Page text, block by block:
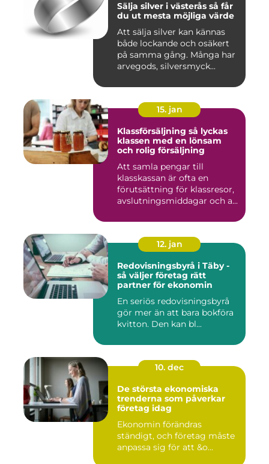
Sälja silver i västerås så får
du ut mesta möjliga värde
Att sälja silver kan kännas
både lockande och osäkert
på samma gång. Många har
arvegods, silversmyck...
15. jan
Klassförsäljning så lyckas
klassen med en lönsam
och rolig försäljning
Att samla pengar till
klasskassan är ofta en
förutsättning för klassresor,
avslutningsmiddagar och a...
12. jan
Redovisningsbyrå i Täby -
så väljer företag rätt
partner för ekonomin
En seriös redovisningsbyrå
gör mer än att bara bokföra
kvitton. Den kan bl...
10. dec
De största ekonomiska
trenderna som påverkar
företag idag
Ekonomin förändras
ständigt, och företag måste
anpassa sig för att &o...